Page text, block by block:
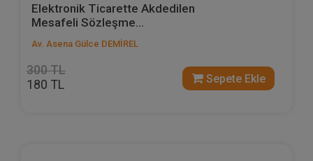
Elektronik Ticarette Akdedilen
Mesafeli Sözleşme...
Av. Asena Gülce DEMİREL
300 TL
180 TL Sepete Ekle